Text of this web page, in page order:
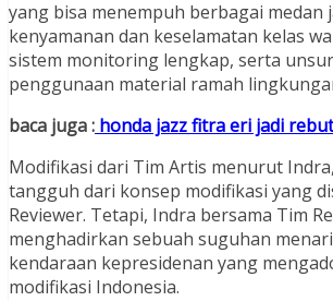
yang bisa menempuh berbagai medan
kenyamanan dan keselamatan kelas
sistem monitoring lengkap, serta
penggunaan material ramah
baca juga : honda jazz fitra eri jadi
Modifikasi dari Tim Artis menurut
tangguh dari konsep modifikasi yang
Reviewer. Tetapi, Indra bersama Tim
menghadirkan sebuah suguhan
kendaraan kepresidenan yang
modifikasi Indonesia.